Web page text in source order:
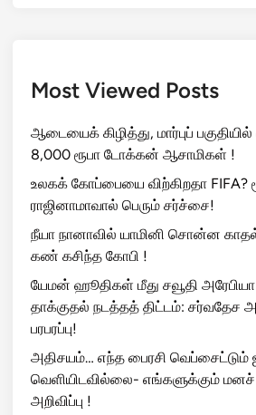
Most Viewed Posts
ஆடையைக் கிழித்து, மார்புப்
8,000 ரூபா டோக்கன் ஆசாமிகள் !
உலகக் கோப்பையை விற்கிறதா FIFA?
ராஜினாமாவால் பெரும் சர்ச்சை!
நீயா நானாவில் யாமினி சொன்ன
கண் கசிந்த கோபி !
யேமன் ஹூதிகள் மீது சவூதி
தாக்குதல் நடத்தத் திட்டம்: சர்வதேச
பரபரப்பு!
அதிசயம்… எந்த பைரசி
வெளியிடவில்லை- எங்களுக்கும்
அறிவிப்பு !